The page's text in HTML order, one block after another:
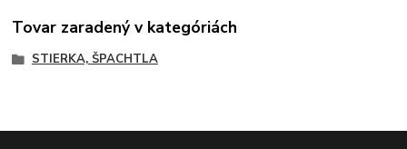
Tovar zaradený v kategóriách
STIERKA, ŠPACHTLA